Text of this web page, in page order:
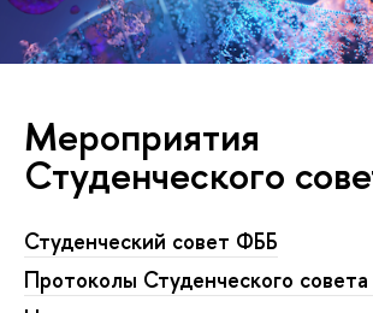
Мероприятия
Студенческого
Студенческий совет ФББ
Протоколы Студенческого